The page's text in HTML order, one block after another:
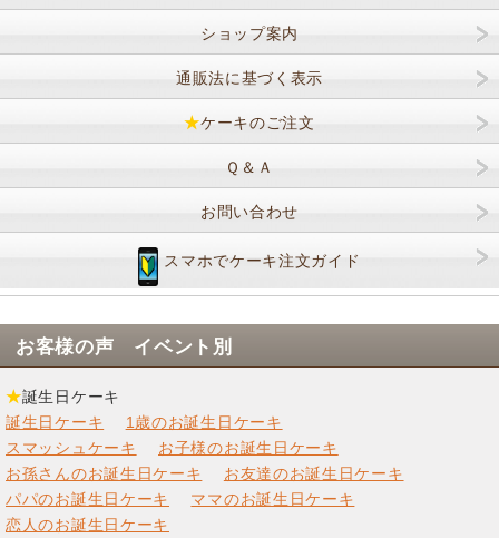
ショップ案内
通販法に基づく表示
★ケーキのご注文
Ｑ＆Ａ
お問い合わせ
スマホでケーキ注文ガイド
お客様の声 イベント別
★誕生日ケーキ
誕生日ケーキ
1歳のお誕生日ケーキ
スマッシュケーキ
お子様のお誕生日ケーキ
お孫さんのお誕生日ケーキ
お友達のお誕生日ケーキ
パパのお誕生日ケーキ
ママのお誕生日ケーキ
恋人のお誕生日ケーキ